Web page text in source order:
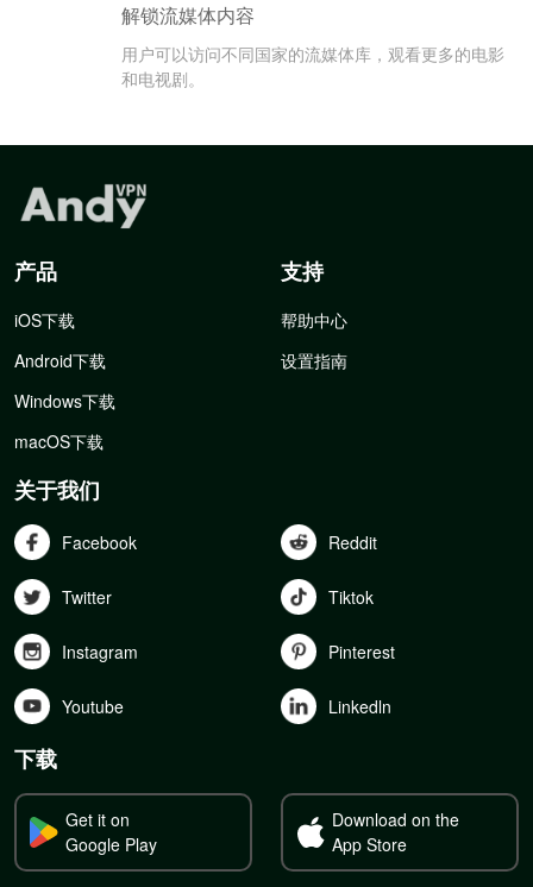
解锁流媒体内容
用户可以访问不同国家的流媒体库，观看更多的电影
和电视剧。
产品
iOS下载
Android下载
Windows下载
macOS下载
支持
帮助中心
设置指南
关于我们
Facebook Reddit
Twitter Tiktok
Instagram Pinterest
Youtube Linkedln
下载
Get it on
Google Play
Download on the
App Store